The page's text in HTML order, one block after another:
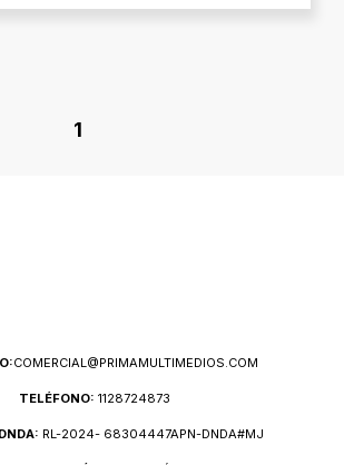
1
COMERCIAL@PRIMAMULTIMEDIOS.COM
TELÉFONO: 1128724873
RL-2024- 68304447APN-DNDA#MJ